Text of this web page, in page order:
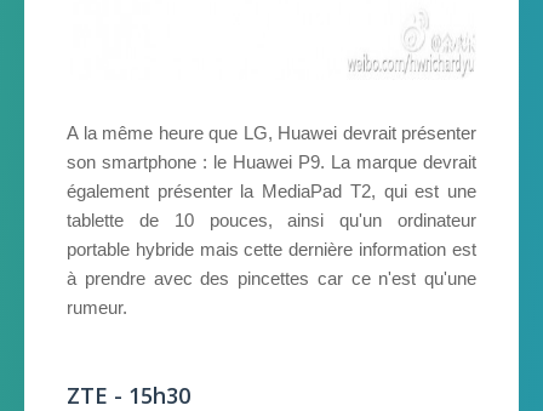
A la même heure que LG, Huawei devrait présenter
son smartphone : le Huawei P9. La marque devrait
également présenter la MediaPad T2, qui est une
tablette de 10 pouces, ainsi qu'un ordinateur
portable hybride mais cette dernière information est
à prendre avec des pincettes car ce n'est qu'une
rumeur.
ZTE - 15h30